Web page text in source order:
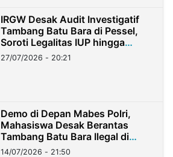
IRGW Desak Audit Investigatif
Tambang Batu Bara di Pessel,
Soroti Legalitas IUP hingga
Stockpile
27/07/2026 - 20:21
Demo di Depan Mabes Polri,
Mahasiswa Desak Berantas
Tambang Batu Bara Ilegal di
Lampung
14/07/2026 - 21:50